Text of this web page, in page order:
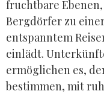
fruchtbare
Bergdörfer zu
entspanntem
einlädt.
ermöglichen es,
bestimmen, mit